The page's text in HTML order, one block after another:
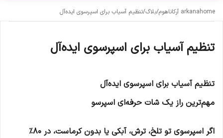
arkanahome آرکاناهوم /بلاگ/تنظیم آسیاب برای اسپرسوی ایده‌آل
تنظیم آسیاب برای اسپرسوی ایده‌آل
تنظیم آسیاب برای اسپرسوی ایده‌آل
مهم‌ترین راز یک شات حرفه‌ای اسپرسو
اگر اسپرسوی تو تلخ، ترش، آبکی یا بدون کرماست، در ۸۰٪